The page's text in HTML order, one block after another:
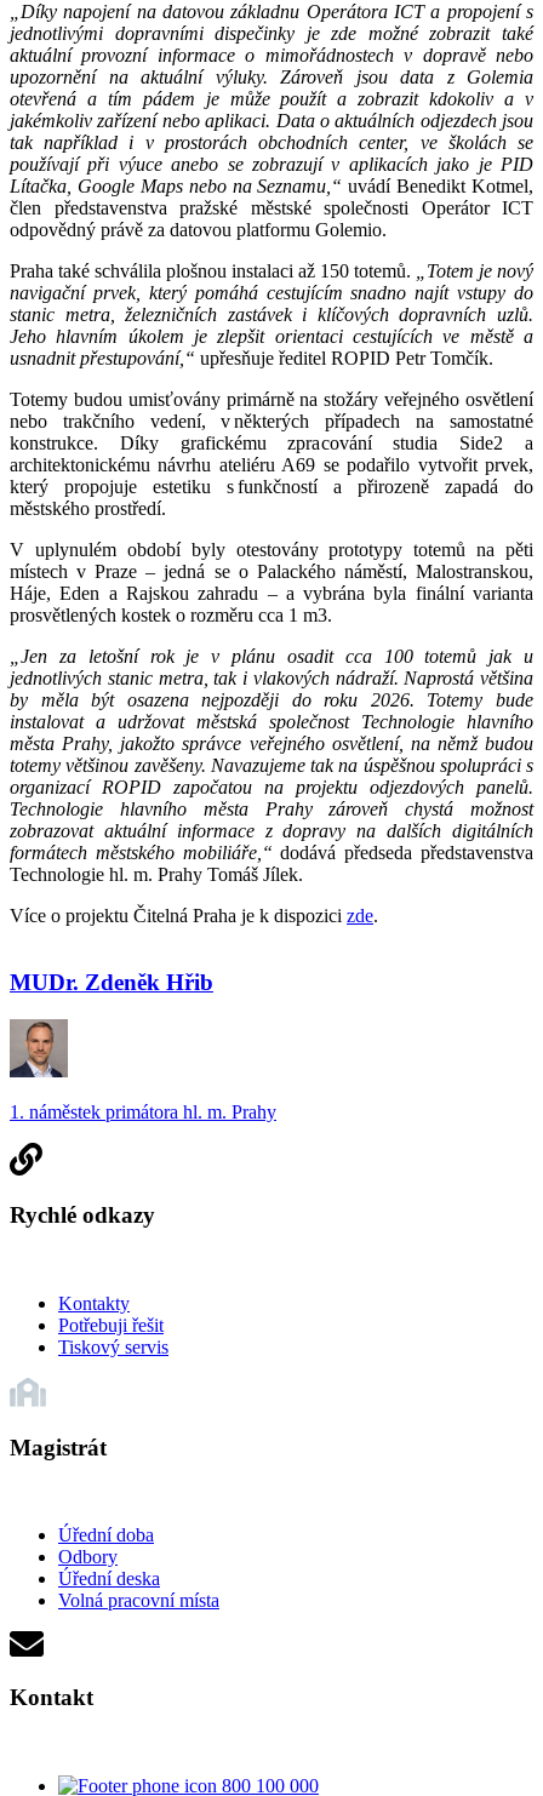
„Díky napojení na datovou základnu Operátora ICT a propojení s
jednotlivými dopravními dispečinky je zde možné zobrazit také
aktuální provozní informace o mimořádnostech v dopravě nebo
upozornění na aktuální výluky. Zároveň jsou data z Golemia
otevřená a tím pádem je může použít a zobrazit kdokoliv a v
jakémkoliv zařízení nebo aplikaci. Data o aktuálních odjezdech jsou
tak například i v prostorách obchodních center, ve školách se
používají při výuce anebo se zobrazují v aplikacích jako je PID
Lítačka, Google Maps nebo na Seznamu,“ uvádí Benedikt Kotmel,
člen představenstva pražské městské společnosti Operátor ICT
odpovědný právě za datovou platformu Golemio.
Praha také schválila plošnou instalaci až 150 totemů. „Totem je nový
navigační prvek, který pomáhá cestujícím snadno najít vstupy do
stanic metra, železničních zastávek i klíčových dopravních uzlů.
Jeho hlavním úkolem je zlepšit orientaci cestujících ve městě a
usnadnit přestupování,“ upřesňuje ředitel ROPID Petr Tomčík.
Totemy budou umisťovány primárně na stožáry veřejného osvětlení
nebo trakčního vedení, v některých případech na samostatné
konstrukce. Díky grafickému zpracování studia Side2 a
architektonickému návrhu ateliéru A69 se podařilo vytvořit prvek,
který propojuje estetiku s funkčností a přirozeně zapadá do
městského prostředí.
V uplynulém období byly otestovány prototypy totemů na pěti
místech v Praze – jedná se o Palackého náměstí, Malostranskou,
Háje, Eden a Rajskou zahradu – a vybrána byla finální varianta
prosvětlených kostek o rozměru cca 1 m3.
„Jen za letošní rok je v plánu osadit cca 100 totemů jak u
jednotlivých stanic metra, tak i vlakových nádraží. Naprostá většina
by měla být osazena nejpozději do roku 2026. Totemy bude
instalovat a udržovat městská společnost Technologie hlavního
města Prahy, jakožto správce veřejného osvětlení, na němž budou
totemy většinou zavěšeny. Navazujeme tak na úspěšnou spolupráci s
organizací ROPID započatou na projektu odjezdových panelů.
Technologie hlavního města Prahy zároveň chystá možnost
zobrazovat aktuální informace z dopravy na dalších digitálních
formátech městského mobiliáře,“ dodává předseda představenstva
Technologie hl. m. Prahy Tomáš Jílek.
Více o projektu Čitelná Praha je k dispozici zde.
MUDr. Zdeněk Hřib
1. náměstek primátora hl. m. Prahy
Rychlé odkazy
Kontakty
Potřebuji řešit
Tiskový servis
Magistrát
Úřední doba
Odbory
Úřední deska
Volná pracovní místa
Kontakt
800 100 000